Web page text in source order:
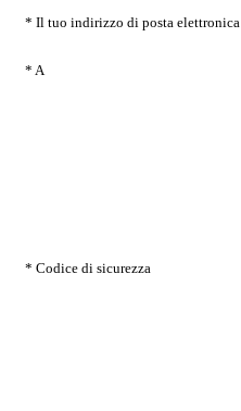
* Il tuo indirizzo di posta elettronica
* A
* Codice di sicurezza